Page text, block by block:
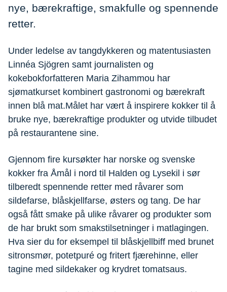
nye, bærekraftige, smakfulle og spennende
retter.
Under ledelse av tangdykkeren og matentusiasten
Linnéa Sjögren samt journalisten og
kokebokforfatteren Maria Zihammou har
sjømatkurset kombinert gastronomi og bærekraft
innen blå mat.Målet har vært å inspirere kokker til å
bruke nye, bærekraftige produkter og utvide tilbudet
på restaurantene sine.
Gjennom fire kursøkter har norske og svenske
kokker fra Åmål i nord til Halden og Lysekil i sør
tilberedt spennende retter med råvarer som
sildefarse, blåskjellfarse, østers og tang. De har
også fått smake på ulike råvarer og produkter som
de har brukt som smakstilsetninger i matlagingen.
Hva sier du for eksempel til blåskjellbiff med brunet
sitronsmør, potetpuré og fritert fjærehinne, eller
tagine med sildekaker og krydret tomatsaus.